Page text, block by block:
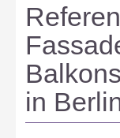
in